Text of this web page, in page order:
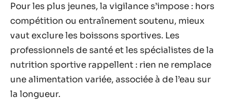
Pour les plus jeunes, la vigilance s’impose : hors
compétition ou entraînement soutenu, mieux
vaut exclure les boissons sportives. Les
professionnels de santé et les spécialistes de la
nutrition sportive rappellent : rien ne remplace
une alimentation variée, associée à de l’eau sur
la longueur.